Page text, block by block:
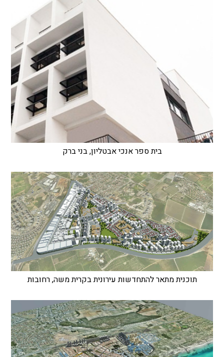
בית ספר אנכי אבטליון, בני ברק
תוכנית מתאר להתחדשות עירונית בקרית משה, רחובות